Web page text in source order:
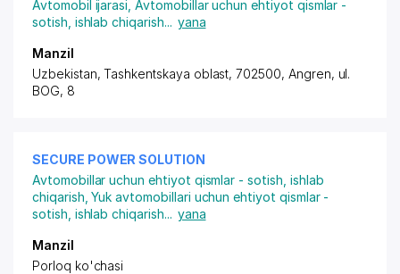
Avtomobil ijarasi ,Avtomobillar uchun ehtiyot qismlar -
sotish, ishlab chiqarish... yana
Manzil
Uzbekistan, Tashkentskaya oblast, 702500, Angren, ul.
BOG, 8
SECURE POWER SOLUTION
Avtomobillar uchun ehtiyot qismlar - sotish, ishlab
chiqarish ,Yuk avtomobillari uchun ehtiyot qismlar -
sotish, ishlab chiqarish... yana
Manzil
Porloq ko'chasi